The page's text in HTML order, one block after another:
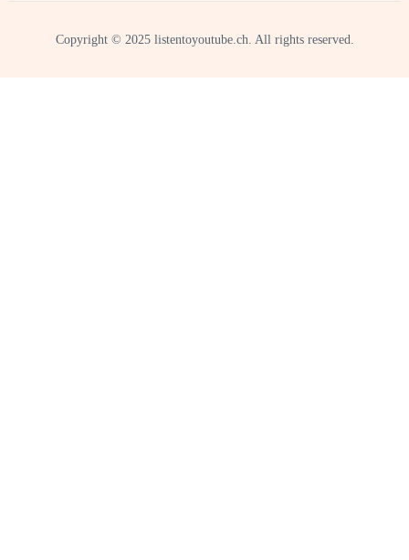
Copyright © 2025 listentoyoutube.ch. All rights reserved.